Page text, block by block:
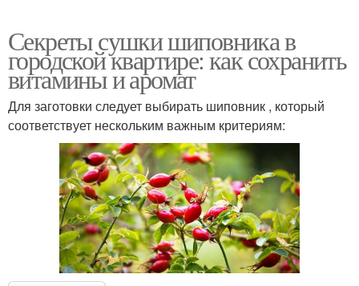
Секреты сушки шиповника в
городской квартире: как сохранить
витамины и аромат
Для заготовки следует выбирать шиповник , который
соответствует нескольким важным критериям: